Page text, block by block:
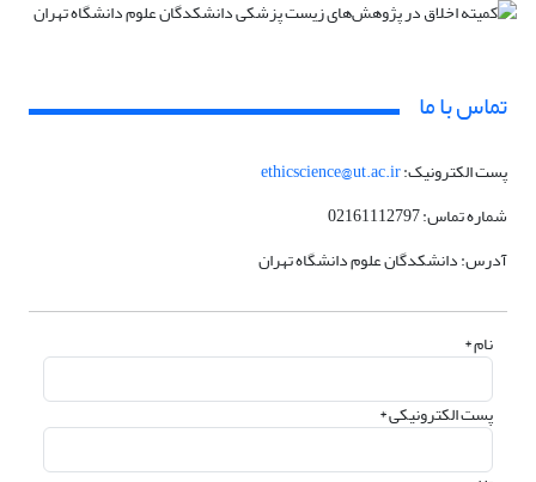
تماس با ما
پست الکترونیک:ethicscience@ut.ac.ir
شماره تماس: 02161112797
آدرس: دانشکدگان علوم دانشگاه تهران
نام *
پست الکترونیکی *